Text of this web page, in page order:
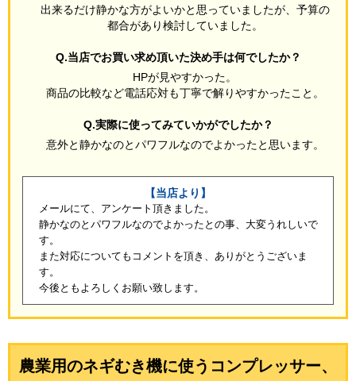
出来るだけ静かな方がよいかと思っていましたが、予算の
都合があり検討していました。
Q.当店でお買い求め頂いた決め手は何でしたか？
HPが見やすかった。
商品の比較など電話応対も丁寧で解りやすかったこと。
Q.実際に使ってみていかがでしたか？
意外と静かなのとパワフルなのでよかったと思います。
【当店より】
メールにて、アンケート頂きました。
静かなのとパワフルなのでよかったとの事、大変うれしいで
す。
また対応についてもコメントを頂き、ありがとうございま
す。
今後ともよろしくお願い致します。
農業用のネギむき機に使うコンプレッサー、